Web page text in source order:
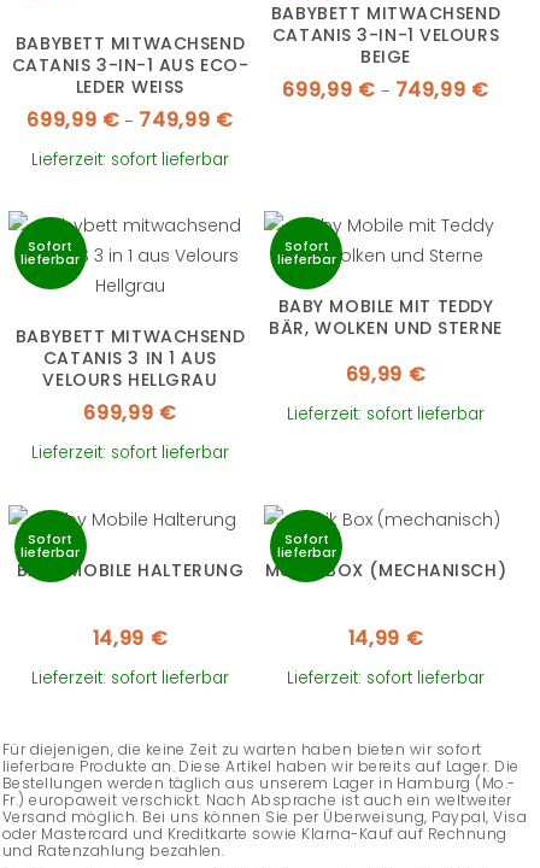
BABYBETT MITWACHSEND
CATANIS 3-IN-1 AUS ECO-
LEDER WEISS
699,99 € – 749,99 €
Lieferzeit: sofort lieferbar
BABYBETT MITWACHSEND
CATANIS 3-IN-1 VELOURS
BEIGE
699,99 € – 749,99 €
BABYBETT MITWACHSEND
CATANIS 3 IN 1 AUS
VELOURS HELLGRAU
699,99 €
Sofort
lieferbar
Lieferzeit: sofort lieferbar
BABY MOBILE MIT TEDDY
BÄR, WOLKEN UND STERNE
69,99 €
Sofort
lieferbar
Lieferzeit: sofort lieferbar
BABY MOBILE HALTERUNG
14,99 €
Sofort
lieferbar
Lieferzeit: sofort lieferbar
MUSIK BOX (MECHANISCH)
14,99 €
Sofort
lieferbar
Lieferzeit: sofort lieferbar
Für diejenigen, die keine Zeit zu warten haben bieten wir sofort
lieferbare Produkte an. Diese Artikel haben wir bereits auf Lager. Die
Bestellungen werden täglich aus unserem Lager in Hamburg (Mo.-
Fr.) europaweit verschickt. Nach Absprache ist auch ein weltweiter
Versand möglich. Bei uns können Sie per Überweisung, Paypal, Visa
oder Mastercard und Kreditkarte sowie Klarna-Kauf auf Rechnung
und Ratenzahlung bezahlen.